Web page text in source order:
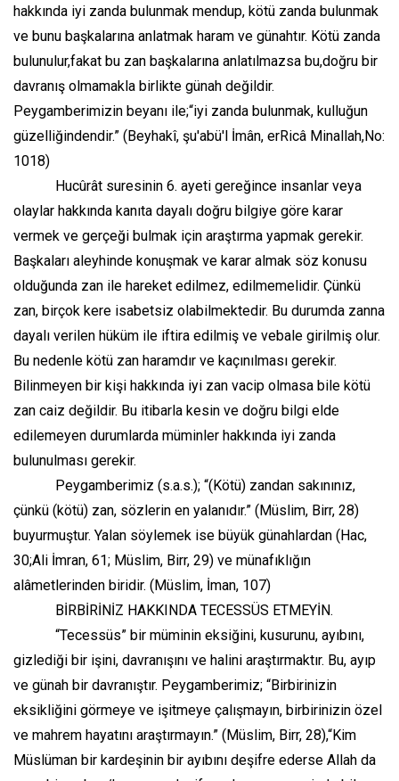
hakkında iyi zanda bulunmak mendup, kötü zanda bulunmak
ve bunu başkalarına anlatmak haram ve günahtır. Kötü zanda
bulunulur,fakat bu zan başkalarına anlatılmazsa bu,doğru bir
davranış olmamakla birlikte günah değildir.
Peygamberimizin beyanı ile;“iyi zanda bulunmak, kulluğun
güzelliğindendir.” (Beyhakî, şu'abü'l İmân, erRicâ Minallah,No:
1018)
Hucûrât suresinin 6. ayeti gereğince insanlar veya
olaylar hakkında kanıta dayalı doğru bilgiye göre karar
vermek ve gerçeği bulmak için araştırma yapmak gerekir.
Başkaları aleyhinde konuşmak ve karar almak söz konusu
olduğunda zan ile hareket edilmez, edilmemelidir. Çünkü
zan, birçok kere isabetsiz olabilmektedir. Bu durumda zanna
dayalı verilen hüküm ile iftira edilmiş ve vebale girilmiş olur.
Bu nedenle kötü zan haramdır ve kaçınılması gerekir.
Bilinmeyen bir kişi hakkında iyi zan vacip olmasa bile kötü
zan caiz değildir. Bu itibarla kesin ve doğru bilgi elde
edilemeyen durumlarda müminler hakkında iyi zanda
bulunulması gerekir.
Peygamberimiz (s.a.s.); “(Kötü) zandan sakınınız,
çünkü (kötü) zan, sözlerin en yalanıdır.” (Müslim, Birr, 28)
buyurmuştur. Yalan söylemek ise büyük günahlardan (Hac,
30;Ali İmran, 61; Müslim, Birr, 29) ve münafıklığın
alâmetlerinden biridir. (Müslim, İman, 107)
BİRBİRİNİZ HAKKINDA TECESSÜS ETMEYİN.
“Tecessüs” bir müminin eksiğini, kusurunu, ayıbını,
gizlediği bir işini, davranışını ve halini araştırmaktır. Bu, ayıp
ve günah bir davranıştır. Peygamberimiz; “Birbirinizin
eksikliğini görmeye ve işitmeye çalışmayın, birbirinizin özel
ve mahrem hayatını araştırmayın.” (Müslim, Birr, 28),“Kim
Müslüman bir kardeşinin bir ayıbını deşifre ederse Allah da